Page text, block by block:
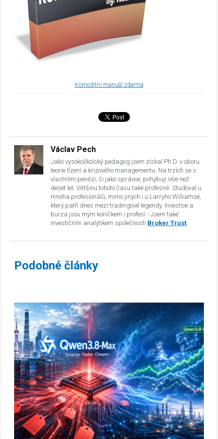
Komoditní manuál zdarma
Václav Pech
Jako vysokoškolský pedagog jsem získal Ph.D. v oboru
teorie řízení a krizového managementu. Na trzích se s
vlastními penězi, či jako správce, pohybuji více než
deset let. Většinu tohoto času také profesně. Studoval u
mnoha profesionálů, mimo jiných i u Larryho Williamse,
který patří dnes mezi tradingové legendy. Investice a
burza jsou mým koníčkem i profesí - Jsem také
investičním analytikem společnosti Broker Trust
Podobné články